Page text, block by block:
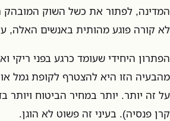
המדינה, לפתור את כשל השוק המובהק
לא קורה פוגע מהותית באנשים האלה,
הפתרון היחידי שעומד כרגע בפני ריקי
מהבעיה הזו היא להצטרף לקופת גמל
על זה יותר. יותר במחיר הביטוח ויותר
קרן פנסיה). בעיני זה פשוט לא הוגן.